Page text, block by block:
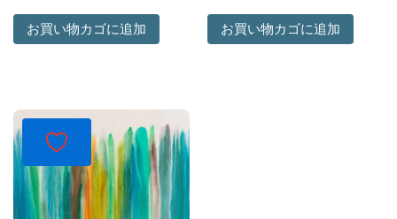
お買い物カゴに追加 お買い物カゴに追加